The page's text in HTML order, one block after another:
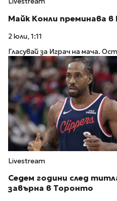
Майк Конли преминава
2 юли, 1:11
Гласувай за Играч на мача.
Livestream
Седем години след
завърна в Торонто